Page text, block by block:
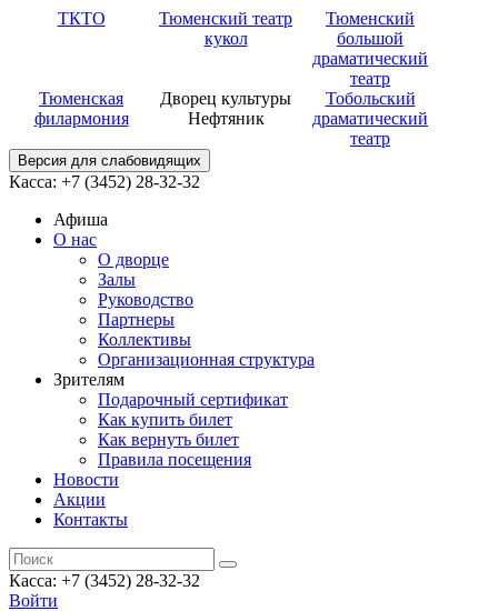
ТКТО
Тюменский театр
кукол
Тюменский
большой
драматический
театр
Тюменская
филармония
Дворец культуры
Нефтяник
Тобольский
драматический
театр
Версия для слабовидящих
Касса: +7 (3452) 28-32-32
Афиша
О нас
О дворце
Залы
Руководство
Партнеры
Коллективы
Организационная структура
Зрителям
Подарочный сертификат
Как купить билет
Как вернуть билет
Правила посещения
Новости
Акции
Контакты
Касса: +7 (3452) 28-32-32
Войти